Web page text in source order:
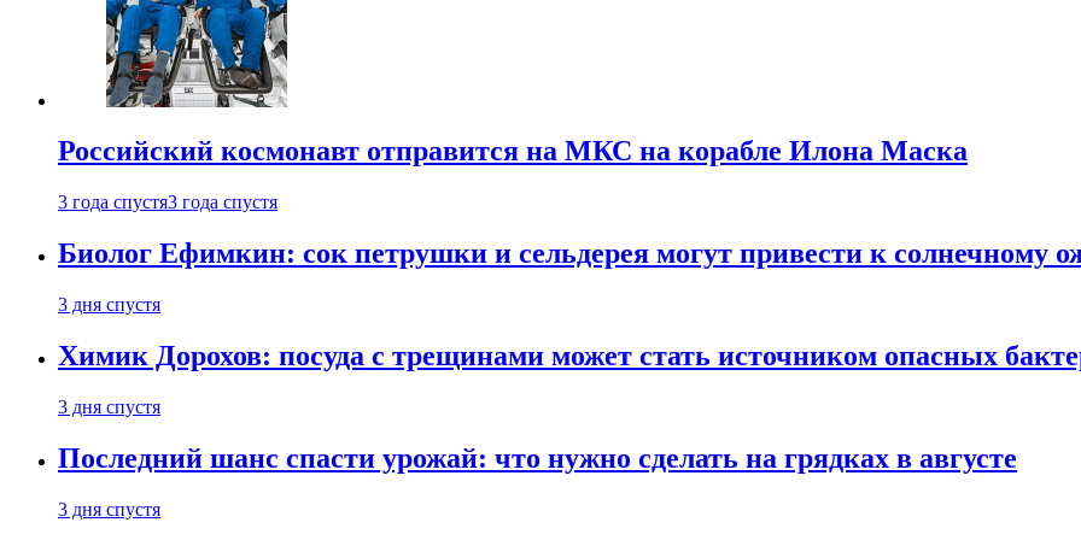
Российский космонавт отправится на МКС на корабле Илона Маска
3 года спустя3 года спустя
Биолог Ефимкин: сок петрушки и сельдерея могут привести к солнечному
3 дня спустя
Химик Дорохов: посуда с трещинами может стать источником опасных
3 дня спустя
Последний шанс спасти урожай: что нужно сделать на грядках в августе
3 дня спустя